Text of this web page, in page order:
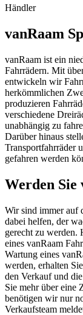
Händler
vanRaam
vanRaam ist ein
Fahrrädern. Mit
entwickeln wir
herkömmlichen
produzieren
verschiedene
unabhängig zu
Darüber hinaus
Transportfahrräder
gefahren werden
Werden Sie
Wir sind immer auf
dabei helfen, der
gerecht zu werden.
eines vanRaam
Wartung eines
werden, erhalten
den Verkauf und
Sie mehr über eine
benötigen wir nur
Verkaufsteam